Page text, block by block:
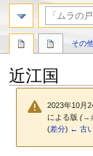
近江国
2023年10月
による版(→
(差分) ← 古
その
検索